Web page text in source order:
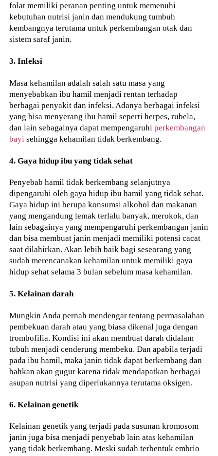
folat memiliki peranan penting untuk memenuhi
kebutuhan nutrisi janin dan mendukung tumbuh
kembangnya terutama untuk perkembangan otak dan
sistem saraf janin.
3. Infeksi
Masa kehamilan adalah salah satu masa yang
menyebabkan ibu hamil menjadi rentan terhadap
berbagai penyakit dan infeksi. Adanya berbagai infeksi
yang bisa menyerang ibu hamil seperti herpes, rubela,
dan lain sebagainya dapat mempengaruhiperkembangan
bayi sehingga kehamilan tidak berkembang.
4. Gaya hidup ibu yang tidak sehat
Penyebab hamil tidak berkembang selanjutnya
dipengaruhi oleh gaya hidup ibu hamil yang tidak sehat.
Gaya hidup ini berupa konsumsi alkohol dan makanan
yang mengandung lemak terlalu banyak, merokok, dan
lain sebagainya yang mempengaruhi perkembangan janin
dan bisa membuat janin menjadi memiliki potensi cacat
saat dilahirkan. Akan lebih baik bagi seseorang yang
sudah merencanakan kehamilan untuk memiliki gaya
hidup sehat selama 3 bulan sebelum masa kehamilan.
5. Kelainan darah
Mungkin Anda pernah mendengar tentang permasalahan
pembekuan darah atau yang biasa dikenal juga dengan
trombofilia. Kondisi ini akan membuat darah didalam
tubuh menjadi cenderung membeku. Dan apabila terjadi
pada ibu hamil, maka janin tidak dapat berkembang dan
bahkan akan gugur karena tidak mendapatkan berbagai
asupan nutrisi yang diperlukannya terutama oksigen.
6. Kelainan genetik
Kelainan genetik yang terjadi pada susunan kromosom
janin juga bisa menjadi penyebab lain atas kehamilan
yang tidak berkembang. Meski sudah terbentuk embrio